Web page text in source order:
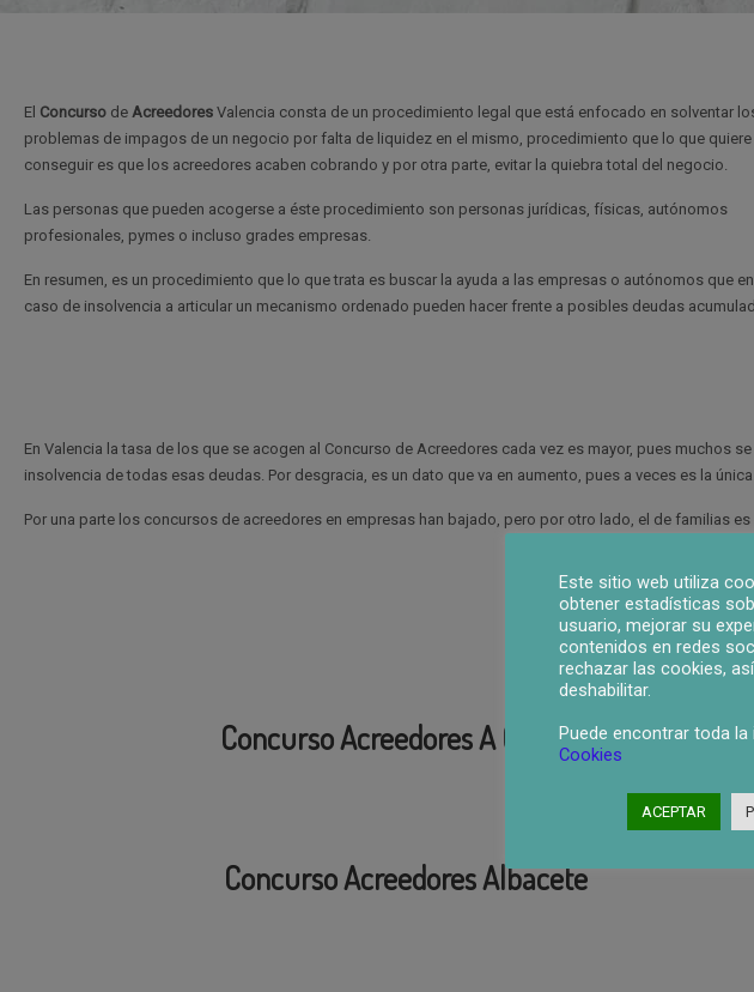
El Concurso de Acreedores Valencia consta de un procedimiento legal que está enfocado en solventar
problemas de impagos de un negocio por falta de liquidez en el mismo, procedimiento que lo que quiere
conseguir es que los acreedores acaben cobrando y por otra parte, evitar la quiebra total del negocio.
Las personas que pueden acogerse a éste procedimiento son personas jurídicas, físicas, autónomos
profesionales, pymes o incluso grades empresas.
En resumen, es un procedimiento que lo que trata es buscar la ayuda a las empresas o autónomos que en
caso de insolvencia a articular un mecanismo ordenado pueden hacer frente a posibles deudas
En Valencia la tasa de los que se acogen al Concurso de Acreedores cada vez es mayor, pues
insolvencia de todas esas deudas. Por desgracia, es un dato que va en aumento, pues a veces es la
Por una parte los concursos de acreedores en empresas han bajado, pero por otro lado, el de familias
Concurso Acreedores A Coruña
Concurso Acreedores Albacete
Este sitio web utiliza
obtener estadísticas
usuario, mejorar su
contenidos en redes
rechazar las cookies,
deshabilitar.
Puede encontrar toda
Cookies
ACEPTAR